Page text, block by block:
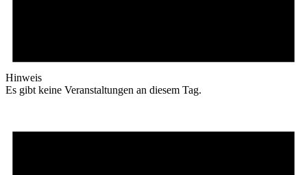
Hinweis
Es gibt keine Veranstaltungen an diesem Tag.